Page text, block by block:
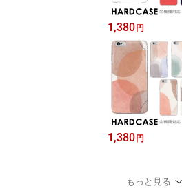
1,380 円
1,380 円
もっと見る